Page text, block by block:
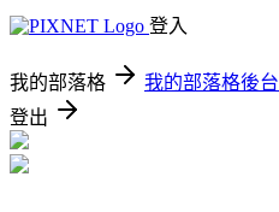
登入
我的部落格 我的部落格後台
登出